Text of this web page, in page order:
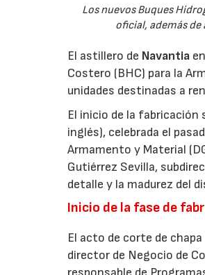
Los nuevos Buques
oficial, además
El astillero de Navantia
Costero (BHC) para la
unidades destinadas a
El inicio de la fabricación
inglés), celebrada el
Armamento y Material
Gutiérrez Sevilla,
detalle y la madurez del
Inicio de la fase de
El acto de corte de
director de Negocio de